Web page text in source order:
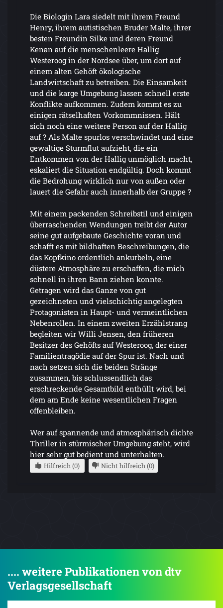
Die Biologin Lara siedelt mit ihrem Freund
Henry, ihrem autistischen Bruder Malte, ihrer
besten Freundin Silke und deren Freund
Kenan auf die menschenleere Hallig
Westeroog in der Nordsee über, um dort auf
einem alten Gehöft ökologische
Landwirtschaft zu betreiben. Die Einsamkeit
und die karge Umgebung lassen schnell erste
Konflikte aufkommen. Zudem kommt es zu
einigen rätselhaften Vorkommnissen. Hält
sich noch eine weitere Person auf der Hallig
auf ? Als Malte spurlos verschwindet und eine
gewaltige Sturmflut aufzieht, die ein
Entkommen von der Hallig unmöglich macht,
eskaliert die Situation endgültig. Doch kommt
die Bedrohung wirklich nur von außen oder
lauert die Gefahr auch innerhalb der Gruppe ?
Mit einem packenden Schreibstil und einigen
überraschenden Wendungen treibt der Autor
seine gut aufgebaute Geschichte voran und
schafft es mit bildhaften Beschreibungen, die
das Kopfkino ordentlich ankurbeln, eine
düstere Atmosphäre zu erschaffen, die mich
schnell in ihren Bann ziehen konnte.
Getragen wird das Ganze von gut
gezeichneten und vielschichtig angelegten
Protagonisten in Haupt- und vermeintlichen
Nebenrollen. In einem zweiten Erzählstrang
begleiten wir Willi Jensen, den früheren
Besitzer des Gehöfts auf Westeroog, der einer
Familientragödie auf der Spur ist. Nach und
nach setzen sich die beiden Stränge
zusammen, bis schlussendlich das
erschreckende Gesamtbild enthüllt wird, bei
dem am Ende keine wesentlichen Fragen
offenbleiben.
Wer auf spannende und atmosphärisch dichte
Thriller in stürmischer Umgebung steht, wird
hier sehr gut bedient und unterhalten.
Hilfreich (0) Nicht hilfreich (0)
.... weitere Publikationen von dtv
Verlagsgesellschaft